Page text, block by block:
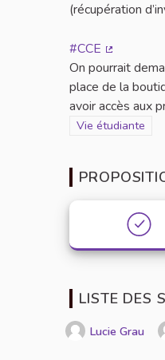
(récupération
#CCE
(Lien
On pourrait
place de la
avoir accès aux
Filtrer les
Vie étudiante
LISTE DES
Lucie Grau